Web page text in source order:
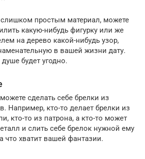
слишком простым материал, можете
какую-нибудь фигурку или же
на дерево какой-нибудь узор,
в вашей жизни дату.
будет угодно.
сделать себе брелки из
Например, кто-то делает брелки из
кто-то из патрона, а кто-то может
и слить себе брелок нужной ему
хватит вашей фантазии.